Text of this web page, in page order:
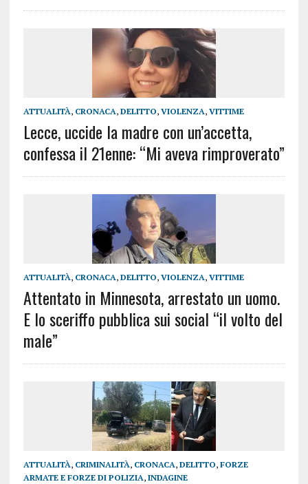
ATTUALITÀ, CRONACA, DELITTO, VIOLENZA, VITTIME
Lecce, uccide la madre con un’accetta,
confessa il 21enne: “Mi aveva rimproverato”
ATTUALITÀ, CRONACA, DELITTO, VIOLENZA, VITTIME
Attentato in Minnesota, arrestato un uomo.
E lo sceriffo pubblica sui social “il volto del
male”
ATTUALITÀ, CRIMINALITÀ, CRONACA, DELITTO, FORZE
ARMATE E FORZE DI POLIZIA, INDAGINE